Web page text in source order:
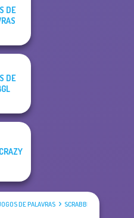
DE
DE
DE PALAVRAS SCRABBLE